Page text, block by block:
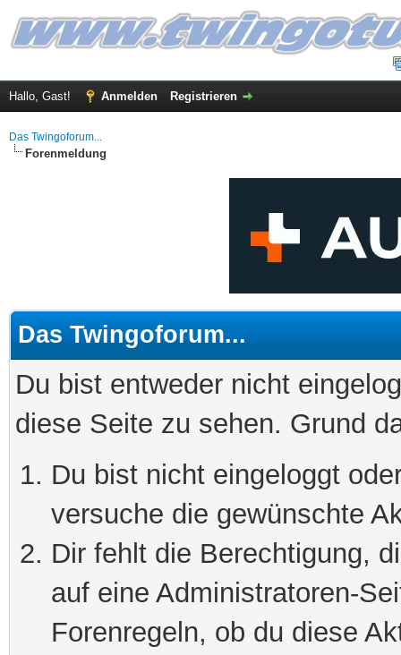
Hallo, Gast! Anmelden Registrieren
Das Twingoforum...
Forenmeldung
Das Twingoforum...
Du bist entweder nicht
diese Seite zu sehen. Grund
Du bist nicht eingeloggt
versuche die gewünschte
Dir fehlt die Berechtigung,
auf eine Administratoren-
Forenregeln, ob du diese